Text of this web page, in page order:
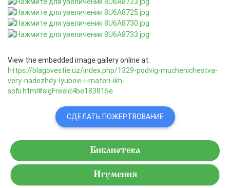
View the embedded image gallery online at:
https://blagovestie.uz/index.php/1329-podvig-muchenichestva-
very-nadezhdy-lyubovi-i-materi-ikh-
sofii.html#sigFreeId4be183815e
СДЕЛАТЬ ПОЖЕРТВОВАНИЕ
Библиотека
Игумения